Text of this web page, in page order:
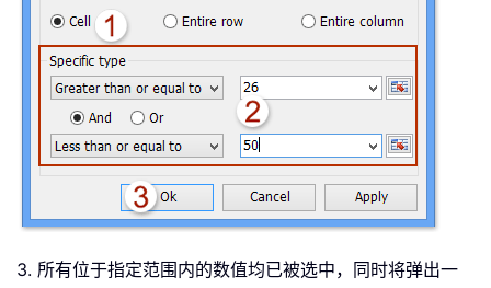
3. 所有位于指定范围内的数值均已被选中，同时将弹出一